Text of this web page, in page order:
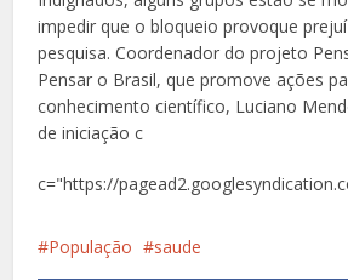
impedir que o bloqueio provoque
pesquisa. Coordenador do projeto
Pensar o Brasil, que promove ações
conhecimento científico, Luciano
de iniciação c
c="https://
População saude